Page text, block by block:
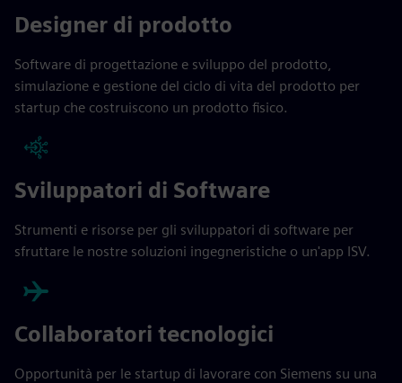
Designer di prodotto
Software di progettazione e sviluppo del prodotto,
simulazione e gestione del ciclo di vita del prodotto per
startup che costruiscono un prodotto fisico.
Sviluppatori di Software
Strumenti e risorse per gli sviluppatori di software per
sfruttare le nostre soluzioni ingegneristiche o un'app ISV.
Collaboratori tecnologici
Opportunità per le startup di lavorare con Siemens su una